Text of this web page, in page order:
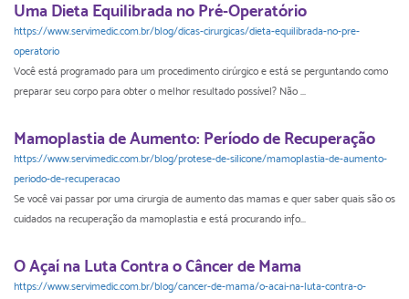
Uma Dieta Equilibrada no Pré-Operatório
https://www.servimedic.com.br/blog/dicas-cirurgicas/dieta-equilibrada-no-pre-
operatorio
Você está programado para um procedimento cirúrgico e está se perguntando como
preparar seu corpo para obter o melhor resultado possível? Não ...
Mamoplastia de Aumento: Período de Recuperação
https://www.servimedic.com.br/blog/protese-de-silicone/mamoplastia-de-aumento-
periodo-de-recuperacao
Se você vai passar por uma cirurgia de aumento das mamas e quer saber quais são os
cuidados na recuperação da mamoplastia e está procurando info...
O Açaí na Luta Contra o Câncer de Mama
https://www.servimedic.com.br/blog/cancer-de-mama/o-acai-na-luta-contra-o-